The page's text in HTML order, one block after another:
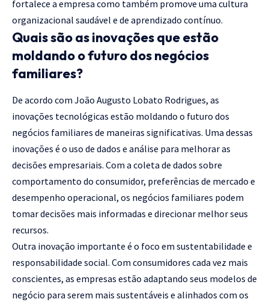
fortalece a empresa como também promove uma cultura
organizacional saudável e de aprendizado contínuo.
Quais são as inovações que estão
moldando o futuro dos negócios
familiares?
De acordo com João Augusto Lobato Rodrigues, as
inovações tecnológicas estão moldando o futuro dos
negócios familiares de maneiras significativas. Uma dessas
inovações é o uso de dados e análise para melhorar as
decisões empresariais. Com a coleta de dados sobre
comportamento do consumidor, preferências de mercado e
desempenho operacional, os negócios familiares podem
tomar decisões mais informadas e direcionar melhor seus
recursos.
Outra inovação importante é o foco em sustentabilidade e
responsabilidade social. Com consumidores cada vez mais
conscientes, as empresas estão adaptando seus modelos de
negócio para serem mais sustentáveis e alinhados com os